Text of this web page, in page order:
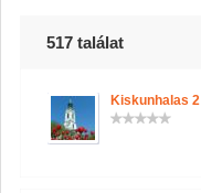
517 találat
Kiskunhalas 2